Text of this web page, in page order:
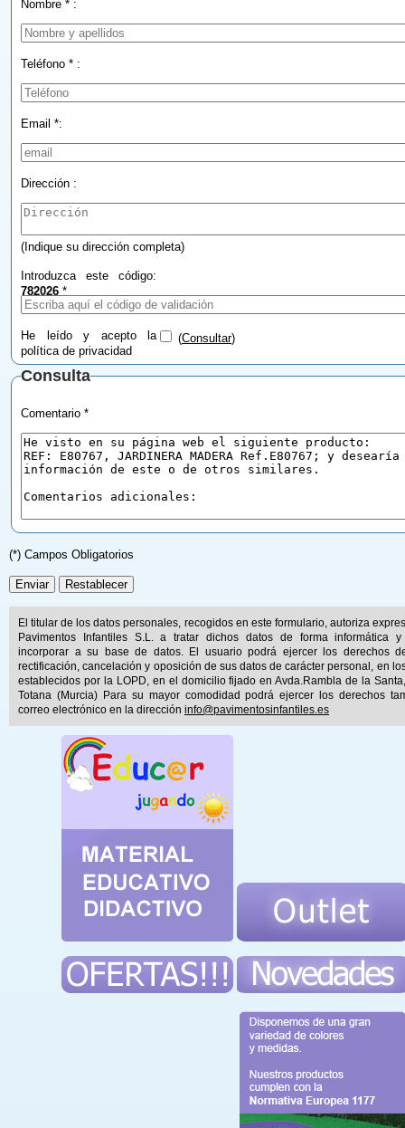
Nombre * :
Teléfono * :
Email *:
Dirección :
(Indique su dirección completa)
Introduzca este código:
782026 *
He leído y acepto la
política de privacidad
(Consultar)
Consulta
Comentario *
(*) Campos Obligatorios
El titular de los datos personales, recogidos en este formulario, autoriza
Pavimentos Infantiles S.L. a tratar dichos datos de forma informática y
incorporar a su base de datos. El usuario podrá ejercer los derechos
rectificación, cancelación y oposición de sus datos de carácter personal, en
establecidos por la LOPD, en el domicilio fijado en Avda.Rambla de la
Totana (Murcia) Para su mayor comodidad podrá ejercer los derechos
correo electrónico en la dirección info@pavimentosinfantiles.es